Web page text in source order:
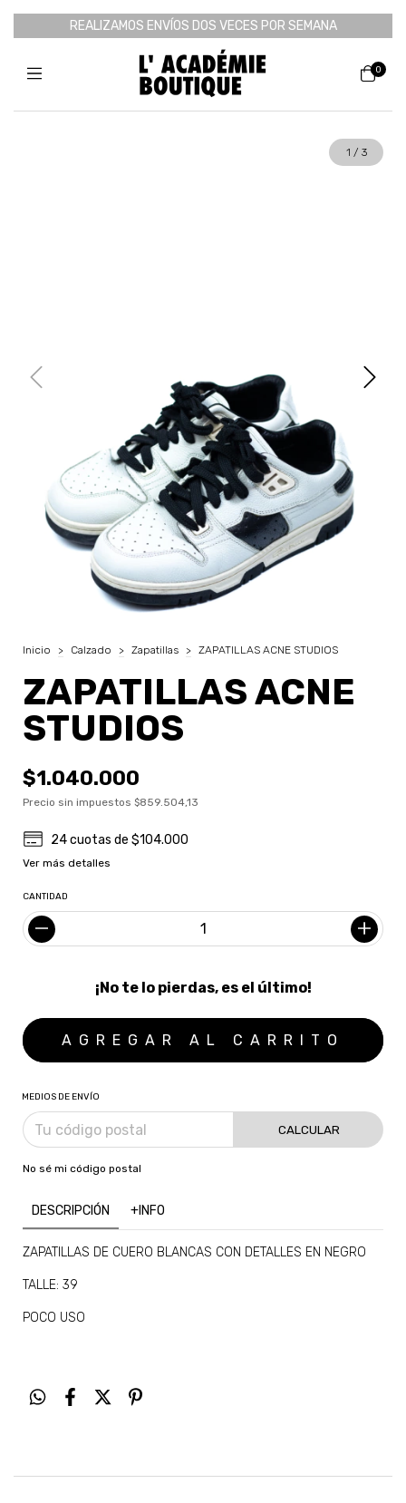
REALIZAMOS ENVÍOS DOS VECES POR SEMANA
0
1 / 3
Inicio > Calzado > Zapatillas > ZAPATILLAS ACNE STUDIOS
ZAPATILLAS ACNE
STUDIOS
$1.040.000
Precio sin impuestos $859.504,13
24cuotas de$104.000
Ver más detalles
CANTIDAD
¡No te lo pierdas, es el último!
MEDIOS DE ENVÍO
CALCULAR
No sé mi código postal
DESCRIPCIÓN +INFO
ZAPATILLAS DE CUERO BLANCAS CON DETALLES EN NEGRO
TALLE: 39
POCO USO